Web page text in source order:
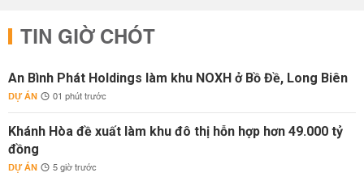
TIN GIỜ CHÓT
An Bình Phát Holdings làm khu NOXH ở Bồ Đề, Long Biên
DỰ ÁN 01 phút trước
Khánh Hòa đề xuất làm khu đô thị hỗn hợp hơn 49.000 tỷ
đồng
DỰ ÁN 5 giờ trước